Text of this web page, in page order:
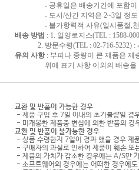
- 공휴일은 배송기간에 포함이
- 도서/산간 지역은 2~3일 정도
- 불가항력적 사유(일시품절,천재
배송 방법 : 1. 일양로지스(TEL : 1588-
2. 방문수령(TEL : 02-716-5232) :
유의 사항: 부피나 중량이 큰 제품은 제
위에 표기 사항 이외의 배송을 원
교환 및 반품이 가능한 경우
- 제품 구입 후 7일 이내의 초기불량일 경
- 미개봉한 제품중 변심에 의한 반품의 경
교환 및 반품이 불가능한 경우
- 상품 수령한지 7일이 경과 했을 경우 제
- 구매자의 과실로 인하여 제품이 훼손 또
- 제품의 가치가 감소한 경우에는 A/S만
- 소프트웨어의 경우에는 어떠한 경우에